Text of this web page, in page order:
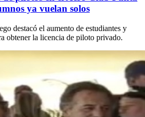
ya vuelan solos
destacó el aumento de estudiantes y
obtener la licencia de piloto privado.